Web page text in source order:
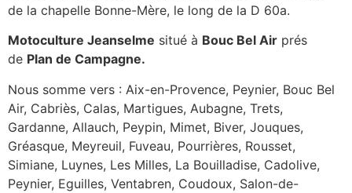
de la chapelle Bonne-Mère, le long de la D 60a.
Motoculture Jeanselme situé à Bouc Bel Air prés
de Plan de Campagne.
Nous somme vers : Aix-en-Provence, Peynier, Bouc Bel
Air, Cabriès, Calas, Martigues, Aubagne, Trets,
Gardanne, Allauch, Peypin, Mimet, Biver, Jouques,
Gréasque, Meyreuil, Fuveau, Pourrières, Rousset,
Simiane, Luynes, Les Milles, La Bouilladise, Cadolive,
Peynier, Eguilles, Ventabren, Coudoux, Salon-de-